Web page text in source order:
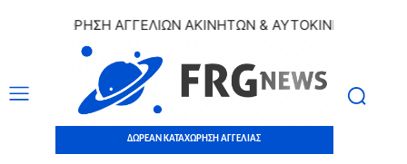
ΑΓΓΕΛΙΩΝ ΑΚΙΝΗΤΩΝ & ΑΥΤΟΚΙΝΗΤΩΝ |
ΔΩΡΕΑΝ ΚΑΤΑΧΩΡΗΣΗ ΑΓΓΕΛΙΑΣ